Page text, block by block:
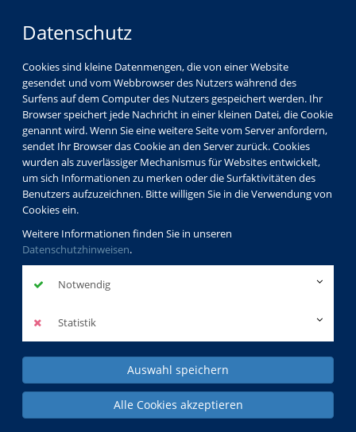
Datenschutz
Cookies sind kleine Datenmengen, die von einer Website
gesendet und vom Webbrowser des Nutzers während des
Surfens auf dem Computer des Nutzers gespeichert werden. Ihr
Browser speichert jede Nachricht in einer kleinen Datei, die Cookie
genannt wird. Wenn Sie eine weitere Seite vom Server anfordern,
sendet Ihr Browser das Cookie an den Server zurück. Cookies
wurden als zuverlässiger Mechanismus für Websites entwickelt,
um sich Informationen zu merken oder die Surfaktivitäten des
Benutzers aufzuzeichnen. Bitte willigen Sie in die Verwendung von
Cookies ein.
Weitere Informationen finden Sie in unseren
Datenschutzhinweisen.
Notwendig
Statistik
Auswahl speichern
Alle Cookies akzeptieren
Aktuelles
Infos zum Semesterstart am 06.09.2021
Infos zum
am 06.09.2021
Liebe Teilnehmerinnen, liebe Teilnehmer,